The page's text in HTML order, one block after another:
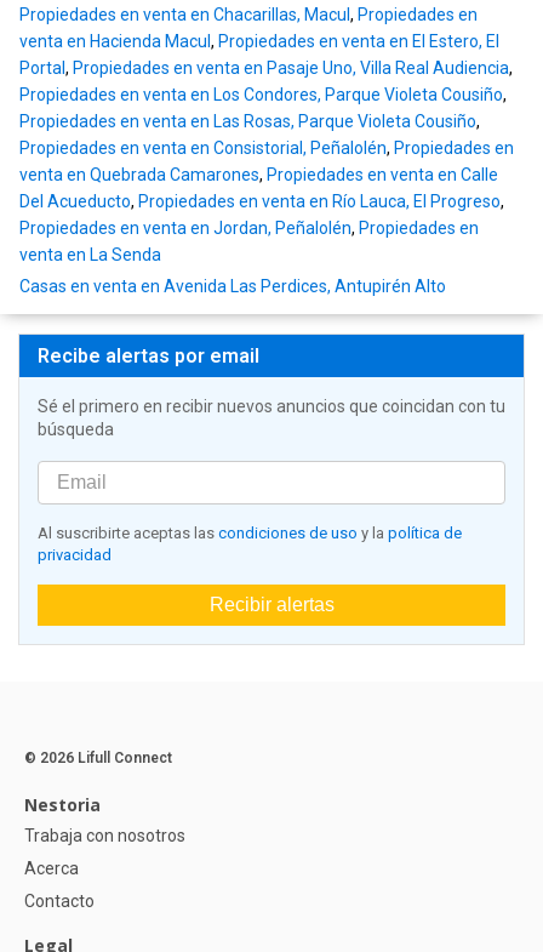
Propiedades en venta en Chacarillas, Macul , Propiedades en
venta en Hacienda Macul , Propiedades en venta en El Estero, El
Portal, Propiedades en venta en Pasaje Uno, Villa Real Audiencia,
Propiedades en venta en Los Condores, Parque Violeta Cousiño,
Propiedades en venta en Las Rosas, Parque Violeta Cousiño,
Propiedades en venta en Consistorial, Peñalolén, Propiedades en
venta en Quebrada Camarones, Propiedades en venta en Calle
Del Acueducto, Propiedades en venta en Río Lauca, El Progreso,
Propiedades en venta en Jordan, Peñalolén, Propiedades en
venta en La Senda
Casas en venta en Avenida Las Perdices, Antupirén Alto
Recibe alertas por email
Sé el primero en recibir nuevos anuncios que coincidan con tu
búsqueda
Al suscribirte aceptas las condiciones de uso y la política de
privacidad
Recibir alertas
© 2026 Lifull Connect
Nestoria
Trabaja con nosotros
Acerca
Contacto
Legal